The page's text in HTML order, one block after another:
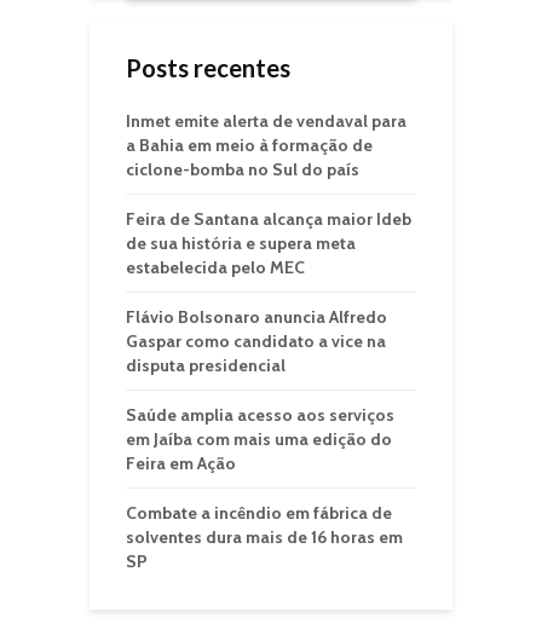
Posts recentes
Inmet emite alerta de vendaval para
a Bahia em meio à formação de
ciclone-bomba no Sul do país
Feira de Santana alcança maior Ideb
de sua história e supera meta
estabelecida pelo MEC
Flávio Bolsonaro anuncia Alfredo
Gaspar como candidato a vice na
disputa presidencial
Saúde amplia acesso aos serviços
em Jaíba com mais uma edição do
Feira em Ação
Combate a incêndio em fábrica de
solventes dura mais de 16 horas em
SP